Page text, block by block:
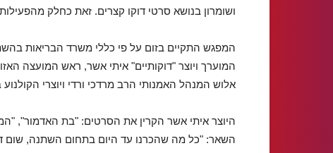
ושומרון בנושא סרטי דוקו קצרים. זאת כחלק
המפגש התקיים בזום על פי כללי משרד הבריאות
המוערך ויוצר "דוקותיים" איתי אשר, ראש המועצה
אלוש המנהל האמנותי הרב מרדכי ורדי ויוצרי הקולנוע
היוצר איתי אשר הקרין את הסרטים: "בת האדמור",
השאר: "כל מה שהכרנו עד היום בתחום השתנה, שום